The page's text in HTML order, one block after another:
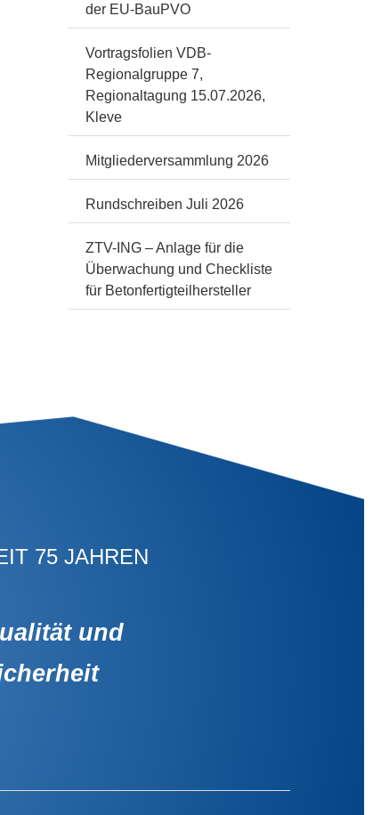
der EU-BauPVO
Vortragsfolien VDB-
Regionalgruppe 7,
Regionaltagung 15.07.2026,
Kleve
Mitgliederversammlung 2026
Rundschreiben Juli 2026
ZTV-ING – Anlage für die
Überwachung und Checkliste
für Betonfertigteilhersteller
75 JAHREN
und